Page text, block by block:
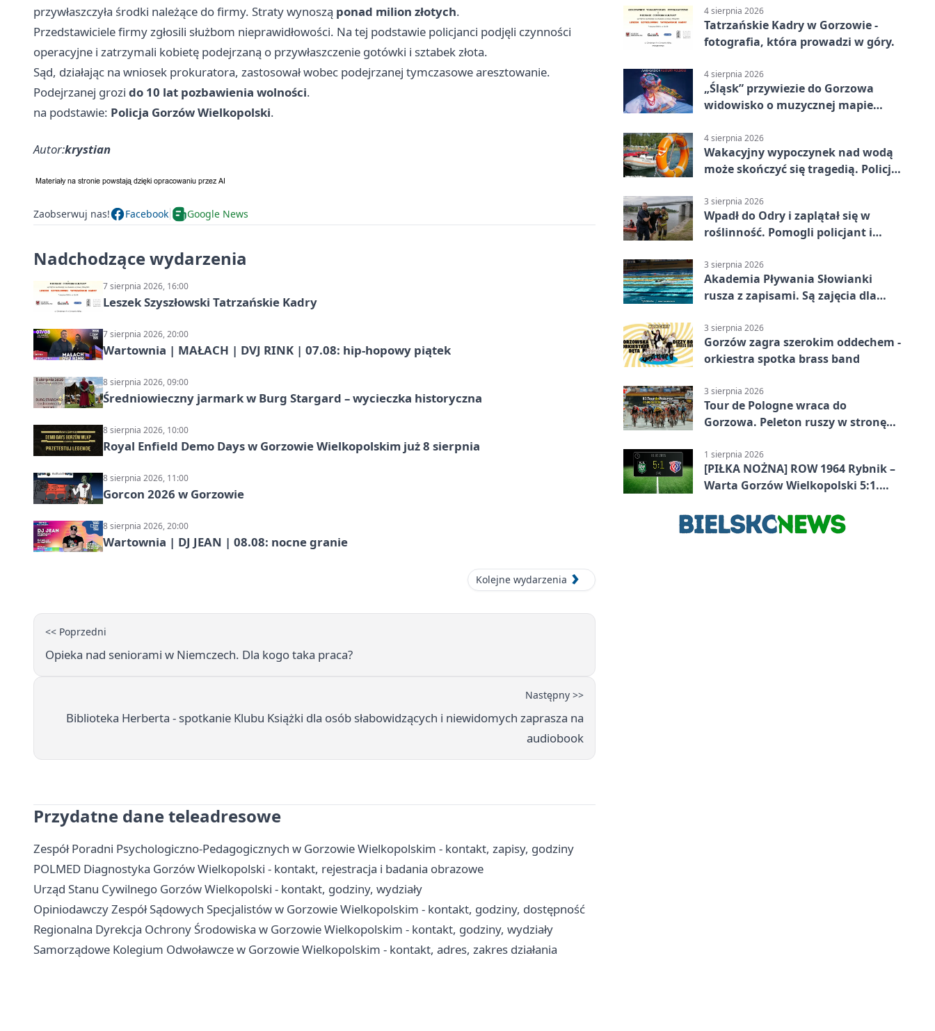
przywłaszczyła środki należące do firmy. Straty wynoszą ponad milion złotych.
Przedstawiciele firmy zgłosili służbom nieprawidłowości. Na tej podstawie policjanci podjęli czynności
operacyjne i zatrzymali kobietę podejrzaną o przywłaszczenie gotówki i sztabek złota.
Sąd, działając na wniosek prokuratora, zastosował wobec podejrzanej tymczasowe aresztowanie.
Podejrzanej grozi do 10 lat pozbawienia wolności.
na podstawie: Policja Gorzów Wielkopolski.
Autor:krystian
Zaobserwuj nas! Facebook Google News
Nadchodzące wydarzenia
7 sierpnia 2026, 16:00
Leszek Szyszłowski Tatrzańskie Kadry
7 sierpnia 2026, 20:00
Wartownia | MAŁACH | DVJ RINK | 07.08: hip-hopowy piątek
8 sierpnia 2026, 09:00
Średniowieczny jarmark w Burg Stargard – wycieczka historyczna
8 sierpnia 2026, 10:00
Royal Enfield Demo Days w Gorzowie Wielkopolskim już 8 sierpnia
8 sierpnia 2026, 11:00
Gorcon 2026 w Gorzowie
8 sierpnia 2026, 20:00
Wartownia | DJ JEAN | 08.08: nocne granie
Kolejne wydarzenia
<< Poprzedni
Opieka nad seniorami w Niemczech. Dla kogo taka praca?
Następny >>
Biblioteka Herberta - spotkanie Klubu Książki dla osób słabowidzących i niewidomych zaprasza na
audiobook
Przydatne dane teleadresowe
Zespół Poradni Psychologiczno-Pedagogicznych w Gorzowie Wielkopolskim - kontakt, zapisy, godziny
POLMED Diagnostyka Gorzów Wielkopolski - kontakt, rejestracja i badania obrazowe
Urząd Stanu Cywilnego Gorzów Wielkopolski - kontakt, godziny, wydziały
Opiniodawczy Zespół Sądowych Specjalistów w Gorzowie Wielkopolskim - kontakt, godziny, dostępność
Regionalna Dyrekcja Ochrony Środowiska w Gorzowie Wielkopolskim - kontakt, godziny, wydziały
Samorządowe Kolegium Odwoławcze w Gorzowie Wielkopolskim - kontakt, adres, zakres działania
4 sierpnia 2026
Tatrzańskie Kadry w Gorzowie -
fotografia, która prowadzi w góry.
4 sierpnia 2026
„Śląsk” przywiezie do Gorzowa
widowisko o muzycznej mapie
4 sierpnia 2026
Wakacyjny wypoczynek nad wodą
może skończyć się tragedią. Policja
3 sierpnia 2026
Wpadł do Odry i zaplątał się w
roślinność. Pomogli policjant i
3 sierpnia 2026
Akademia Pływania Słowianki
rusza z zapisami. Są zajęcia dla
3 sierpnia 2026
Gorzów zagra szerokim oddechem -
orkiestra spotka brass band
3 sierpnia 2026
Tour de Pologne wraca do
Gorzowa. Peleton ruszy w stronę
1 sierpnia 2026
[PIŁKA NOŻNA] ROW 1964 Rybnik –
Warta Gorzów Wielkopolski 5:1.
Lidze Grupa 3 (Grupa III)